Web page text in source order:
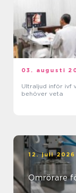
03. augusti
Ultraljud inför ivf vad du
behöver veta
12. juli 2026
Omrörare